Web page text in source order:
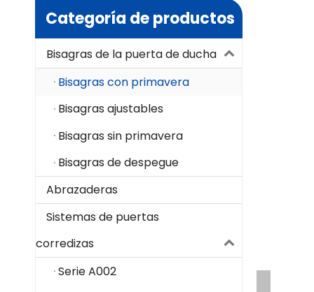
Categoría de productos
Bisagras de la puerta de ducha
Bisagras con primavera
Bisagras ajustables
Bisagras sin primavera
Bisagras de despegue
Abrazaderas
Sistemas de puertas
corredizas
Serie A002